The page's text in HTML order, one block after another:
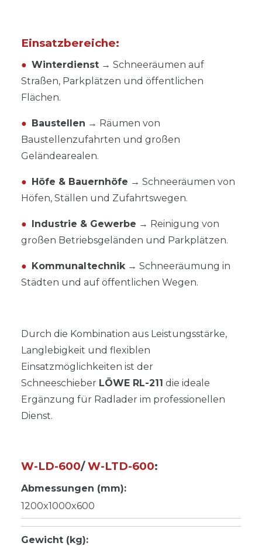
Einsatzbereiche:
● Winterdienst → Schneeräumen auf
Straßen, Parkplätzen und öffentlichen
Flächen.
● Baustellen → Räumen von
Baustellenzufahrten und großen
Geländearealen.
● Höfe & Bauernhöfe → Schneeräumen von
Höfen, Ställen und Zufahrtswegen.
● Industrie & Gewerbe → Reinigung von
großen Betriebsgeländen und Parkplätzen.
● Kommunaltechnik→ Schneeräumung in
Städten und auf öffentlichen Wegen.
Durch die Kombination aus Leistungsstärke,
Langlebigkeit und flexiblen
Einsatzmöglichkeiten ist der
Schneeschieber LÖWE RL-211 die ideale
Ergänzung für Radlader im professionellen
Dienst.
W-LD-600/W-LTD-600:
Abmessungen (mm):
1200x1000x600
Gewicht (kg):